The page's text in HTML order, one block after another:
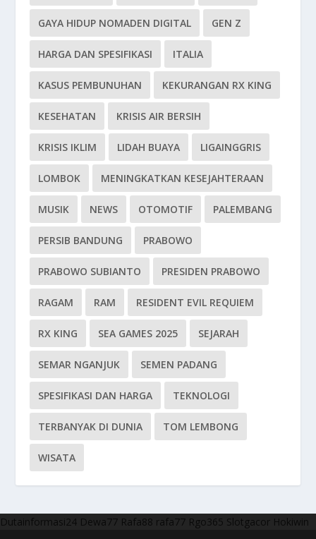
GAYA HIDUP NOMADEN DIGITAL GEN Z
HARGA DAN SPESIFIKASI ITALIA
KASUS PEMBUNUHAN KEKURANGAN RX KING
KESEHATAN KRISIS AIR BERSIH
KRISIS IKLIM LIDAH BUAYA LIGAINGGRIS
LOMBOK MENINGKATKAN KESEJAHTERAAN
MUSIK NEWS OTOMOTIF PALEMBANG
PERSIB BANDUNG PRABOWO
PRABOWO SUBIANTO PRESIDEN PRABOWO
RAGAM RAM RESIDENT EVIL REQUIEM
RX KING SEA GAMES 2025 SEJARAH
SEMAR NGANJUK SEMEN PADANG
SPESIFIKASI DAN HARGA TEKNOLOGI
TERBANYAK DI DUNIA TOM LEMBONG
WISATA
Dutainformasi24 Dewa77 Rafa88 rafa77 Rgo365 Slotgacor Hokiwin